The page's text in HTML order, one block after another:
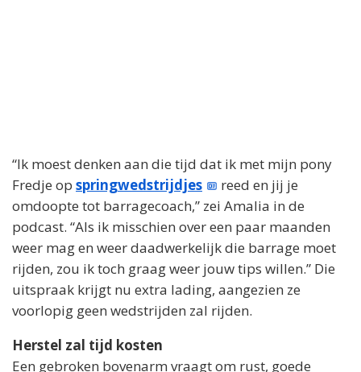
“Ik moest denken aan die tijd dat ik met mijn pony
Fredje op springwedstrijdjes
reed en jij je
omdoopte tot barragecoach,” zei Amalia in de
podcast. “Als ik misschien over een paar maanden
weer mag en weer daadwerkelijk die barrage moet
rijden, zou ik toch graag weer jouw tips willen.” Die
uitspraak krijgt nu extra lading, aangezien ze
voorlopig geen wedstrijden zal rijden.
Herstel zal tijd kosten
Een gebroken bovenarm vraagt om rust, goede